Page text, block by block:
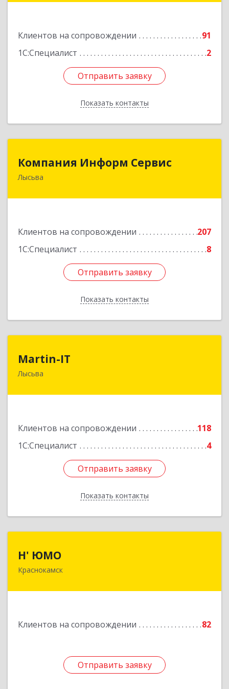
Клиентов на сопровождении
91
1С:Специалист
2
Отправить заявку
Показать контакты
Отправить заявку
Назад
Компания Информ Сервис
Лысьва
Клиентов на сопровождении
207
1С:Специалист
8
Отправить заявку
Показать контакты
Компания Информ Сервис
618909, Пермский край, Лысьва г, Металлистов
Отправить заявку
Назад
Martin-IT
Лысьва
Клиентов на сопровождении
118
1С:Специалист
4
Отправить заявку
Показать контакты
618900, Пермский край, Лысьва г, Смышляева
Отправить заявку
Назад
Н' ЮМО
Краснокамск
Клиентов на сопровождении 82
Отправить заявку
617060, Пермский край, Краснокамский р-н,
Подробнее
Отправить заявку